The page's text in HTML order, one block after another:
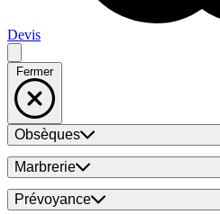
Devis
Fermer
Obsèques
Marbrerie
Prévoyance